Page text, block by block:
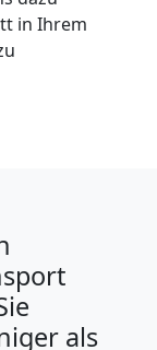
in Ihrem
als